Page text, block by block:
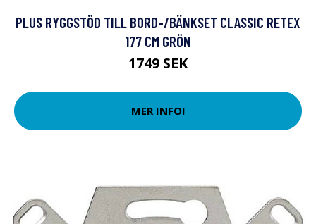
PLUS RYGGSTÖD TILL BORD-/BÄNKSET CLASSIC RETEX
177 CM GRÖN
1749 SEK
MER INFO!